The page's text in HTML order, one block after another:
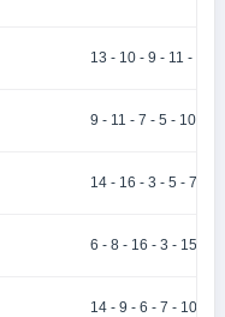
13 - 10 - 9 - 11 - 8
9 - 11 - 7 - 5 - 10
14 - 16 - 3 - 5 - 7
6 - 8 - 16 - 3 - 15
14 - 9 - 6 - 7 - 10